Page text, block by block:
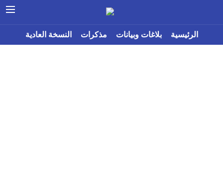
الرئيسية بلاغات وبيانات مذكرات النسخة العادية